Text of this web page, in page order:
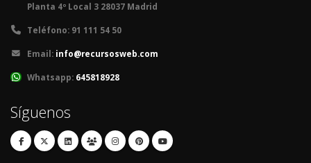
Planta 4º Local 3 28037 Madrid
Teléfono: 91 111 54 50
Email: info@recursosweb.com
Whatsapp: 645818928
Síguenos